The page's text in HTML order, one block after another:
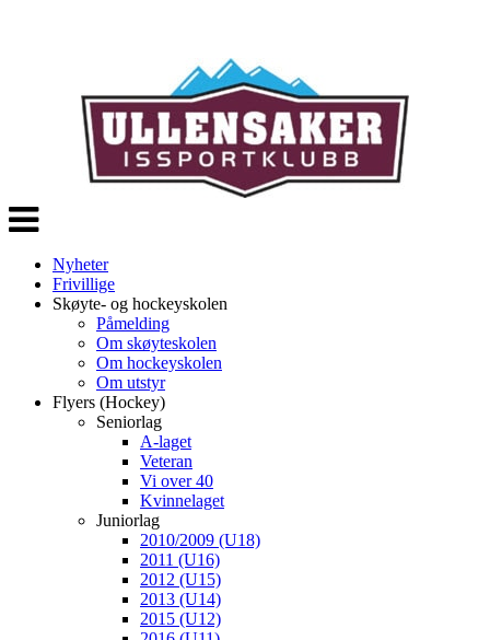
Veksle
navigasjon
Nyheter
Frivillige
Skøyte- og hockeyskolen
Påmelding
Om skøyteskolen
Om hockeyskolen
Om utstyr
Flyers (Hockey)
Seniorlag
A-laget
Veteran
Vi over 40
Kvinnelaget
Juniorlag
2010/2009 (U18)
2011 (U16)
2012 (U15)
2013 (U14)
2015 (U12)